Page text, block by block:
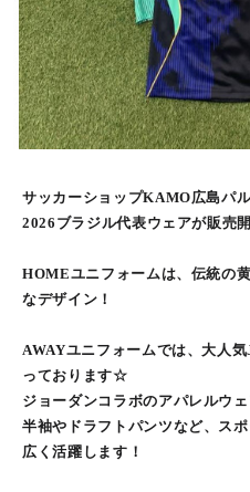
サッカーショップKAMO広島パル
2026ブラジル代表ウェアが販売
HOMEユニフォームは、伝統の
なデザイン！
AWAYユニフォームでは、大人
っております☆
ジョーダンコラボのアパレルウ
半袖やドラフトパンツなど、ス
広く活躍します！